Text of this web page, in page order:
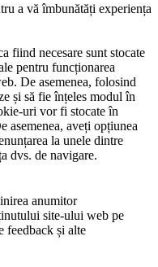
a vă îmbunătăți experiența
fiind necesare sunt stocate
pentru funcționarea
De asemenea, folosind
și să fie înțeles modul în
uri vor fi stocate în
asemenea, aveți opțiunea
la unele dintre
dvs. de navigare.
anumitor
site-ului web pe
feedback și alte